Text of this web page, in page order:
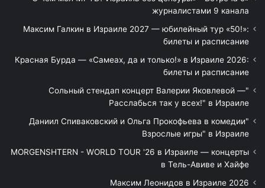
журналистами 9 канала
Максим Галкин в Израиле 2027 — юбилейный тур «50!»:
билеты и расписание
Красная Бурда — «Самеах, да и только!» в Израиле 2026:
билеты и расписание
"Сольный стендап концерт Валерии Яковлевой —
Расслабься так у всех!" в Израиле
"Даниил Спиваковский и Ольга Прокофьева в комедии
Взрослые игры" в Израиле
MORGENSHTERN - WORLD TOUR '26 в Израиле — концерты
в Тель-Авиве и Хайфе
Максим Леонидов в Израиле 2026